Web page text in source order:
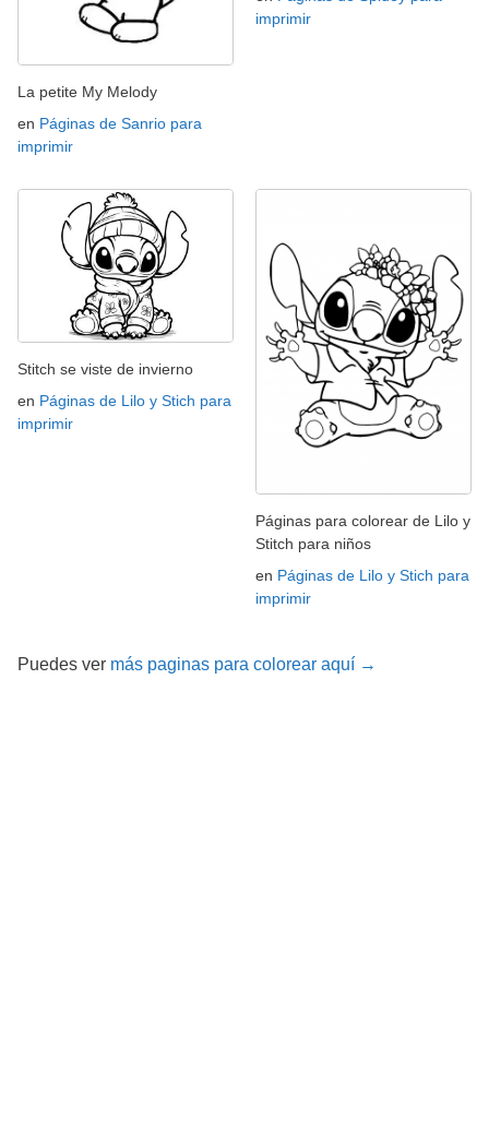
La petite My Melody
en Páginas de Sanrio para
imprimir
imprimir
Stitch se viste de invierno
en Páginas de Lilo y Stich para
imprimir
Páginas para colorear de Lilo y
Stitch para niños
en Páginas de Lilo y Stich para
imprimir
Puedes ver más paginas para colorear aquí →